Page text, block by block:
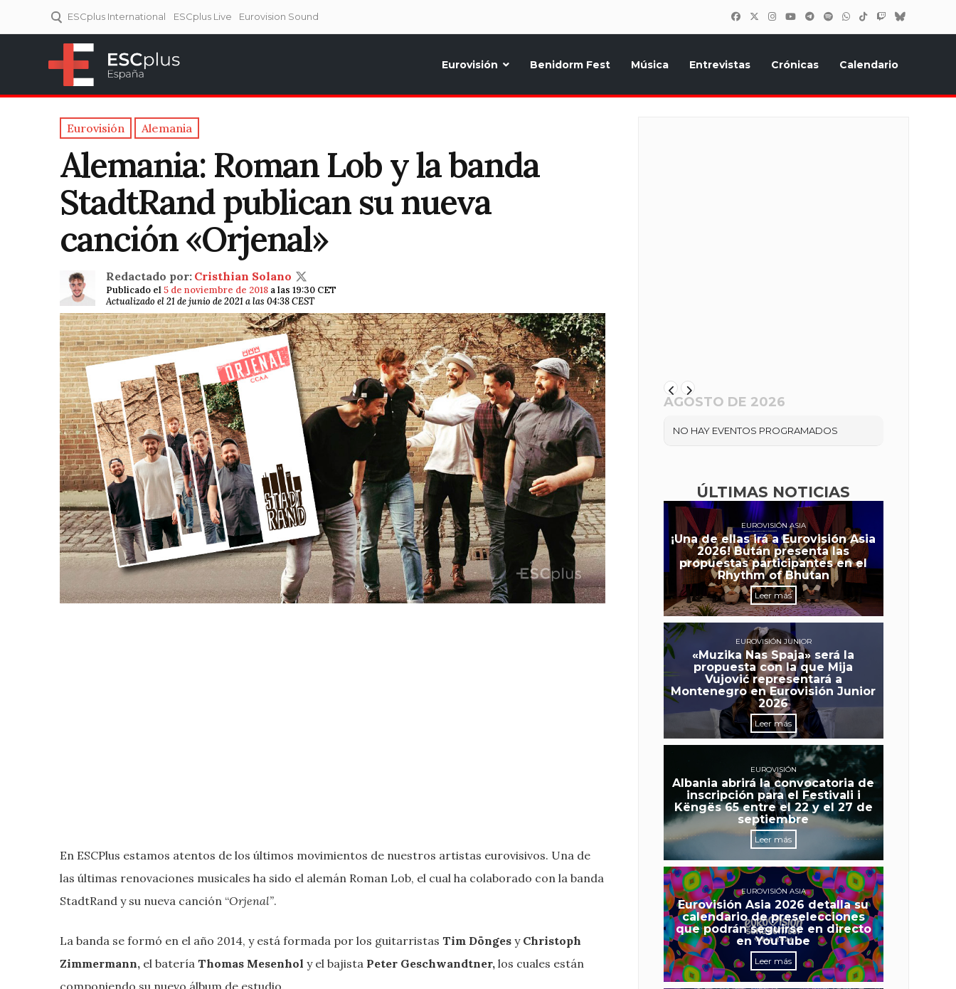
ESCplus International ESCplus Live Eurovision Sound
Eurovisión Benidorm Fest Música Entrevistas Crónicas Calendario
Eurovisión Alemania
Alemania: Roman Lob y la banda
StadtRand publican su nueva
canción «Orjenal»
Redactado por: Cristhian Solano
Publicado el5 de noviembre de 2018 a las 19:30 CET
Actualizado el 21 de junio de 2021 a las 04:38 CEST
En ESCPlus estamos atentos de los últimos movimientos de nuestros artistas eurovisivos. Una de
las últimas renovaciones musicales ha sido el alemán Roman Lob, el cual ha colaborado con la banda
StadtRand y su nueva canción “Orjenal”.
La banda se formó en el año 2014, y está formada por los guitarristas Tim Dönges y Christoph
Zimmermann, el batería Thomas Mesenhol y el bajista Peter Geschwandtner, los cuales están
componiendo su nuevo álbum de estudio.
AGOSTO DE 2026
NO HAY EVENTOS PROGRAMADOS
ÚLTIMAS NOTICIAS
EUROVISIÓN ASIA
¡Una de ellas irá a Eurovisión Asia
2026! Bután presenta las
propuestas participantes en el
Rhythm of Bhutan
Leer más
EUROVISIÓN JUNIOR
«Muzika Nas Spaja» será la
propuesta con la que Mija
Vujović representará a
Montenegro en Eurovisión Junior
2026
Leer más
EUROVISIÓN
Albania abrirá la convocatoria de
inscripción para el Festivali i
Këngës 65 entre el 22 y el 27 de
septiembre
Leer más
EUROVISIÓN ASIA
Eurovisión Asia 2026 detalla su
calendario de preselecciones
que podrán seguirse en directo
en YouTube
Leer más